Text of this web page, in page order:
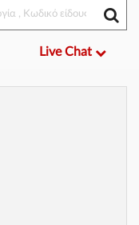
Live Chat